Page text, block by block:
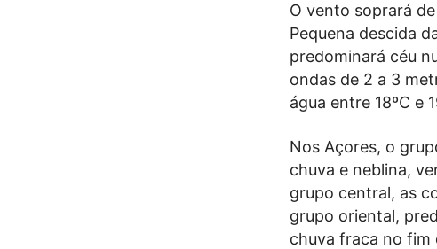
O vento soprará
Pequena descida
predominará céu
ondas de 2 a 3
água entre 18ºC e
Nos Açores, o
chuva e neblina,
grupo central, as
grupo oriental,
chuva fraca no fim